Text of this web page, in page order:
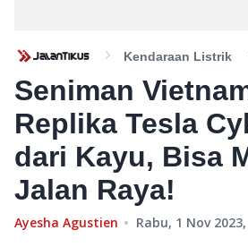
Kendaraan Listrik
Seniman
Replika Tesla
dari Kayu, Bisa
Jalan Raya!
Ayesha Agustien Rabu, 1 Nov